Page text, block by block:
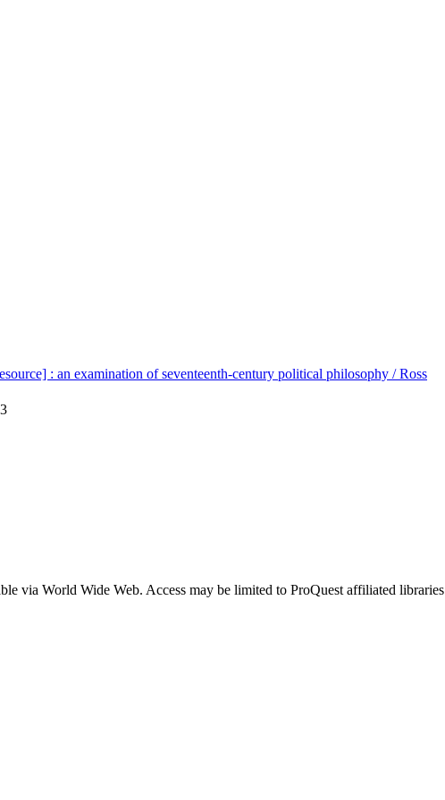
: an examination of seventeenth-century political philosophy / Ross
via World Wide Web. Access may be limited to ProQuest affiliated libraries